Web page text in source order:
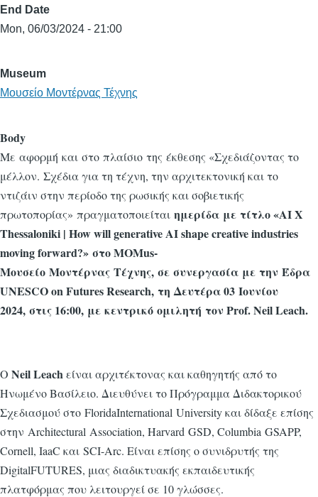
End Date
Mon, 06/03/2024 - 21:00
Museum
Μουσείο Μοντέρνας Τέχνης
Body
Με αφορμή και στο πλαίσιο της έκθεσης «Σχεδιάζοντας το
μέλλον. Σχέδια για τη τέχνη, την αρχιτεκτονική και το
ντιζάιν στην περίοδο της ρωσικής και σοβιετικής
πρωτοπορίας» πραγματοποιείται ημερίδα με τίτλο «AI X
Thessaloniki | How will generative AI shape creative industries
moving forward?» στο MOMus-
Μουσείο Μοντέρνας Τέχνης, σε συνεργασία με την Έδρα
UNESCO on Futures Research, τη Δευτέρα 03 Ιουνίου
2024, στις 16:00, με κεντρικό ομιλητή τον Prof. Neil Leach.
Ο Neil Leachείναι αρχιτέκτονας και καθηγητής από το
Ηνωμένο Βασίλειο. Διευθύνει το Πρόγραμμα Διδακτορικού
Σχεδιασμού στο FloridaInternational University και δίδαξε επίσης
στην Architectural Association, Harvard GSD, Columbia GSAPP,
Cornell, IaaC και SCI-Arc. Είναι επίσης ο συνιδρυτής της
DigitalFUTURES, μιας διαδικτυακής εκπαιδευτικής
πλατφόρμας που λειτουργεί σε 10 γλώσσες.